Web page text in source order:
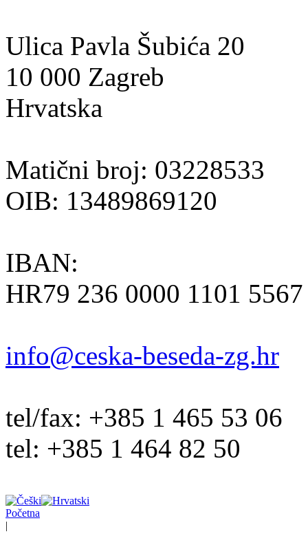
Ulica Pavla Šubića 20
10 000 Zagreb
Hrvatska
Matični broj: 03228533
OIB: 13489869120
IBAN:
HR79 236 0000 1101
info@ceska-beseda-zg.hr
tel/fax: +385 1 465 53 06
tel: +385 1 464 82 50
Početna
|